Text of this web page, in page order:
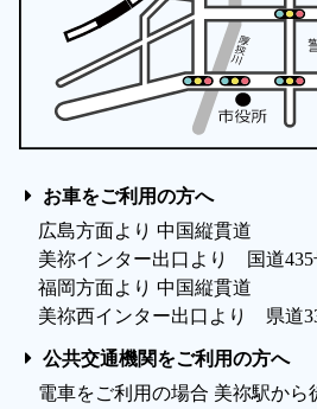
お車をご利用の方へ
広島方面より 中国縦貫道
美祢インター出口より 国道
福岡方面より 中国縦貫道
美祢西インター出口より 県道
公共交通機関をご利用の方へ
電車をご利用の場合 美祢駅から